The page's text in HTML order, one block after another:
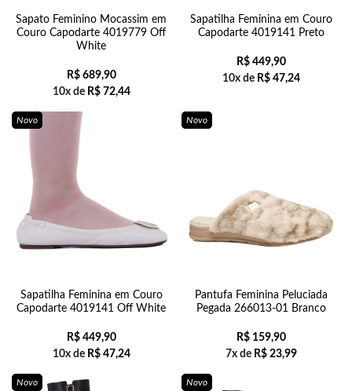
Sapato Feminino Mocassim em
Couro Capodarte 4019779 Off
White
R$689,90
10x de R$72,44
Sapatilha Feminina em Couro
Capodarte 4019141 Preto
R$449,90
10x de R$47,24
Novo
Sapatilha Feminina em Couro
Capodarte 4019141 Off White
R$449,90
10x de R$47,24
Novo
Pantufa Feminina Peluciada
Pegada 266013-01 Branco
R$159,90
7x de R$23,99
Novo Novo